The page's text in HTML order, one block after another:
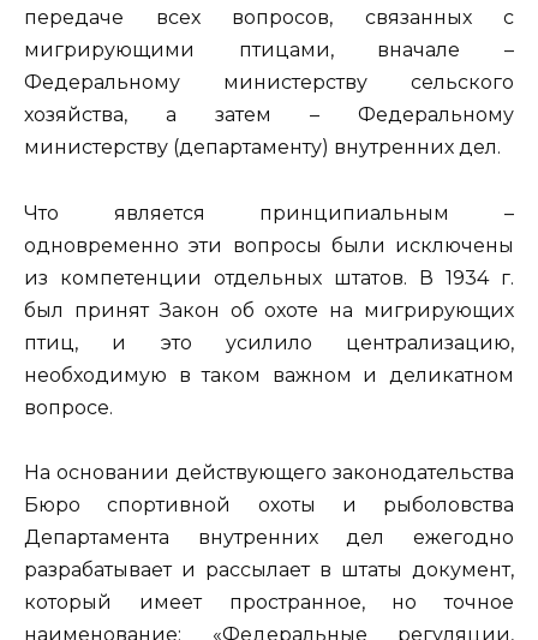
передаче всех вопросов, связанных с
мигрирующими птицами, вначале –
Федеральному министерству сельского
хозяйства, а затем – Федеральному
министерству (департаменту) внутренних дел.
Что является принципиальным –
одновременно эти вопросы были исключены
из компетенции отдельных штатов. В 1934 г.
был принят Закон об охоте на мигрирующих
птиц, и это усилило централизацию,
необходимую в таком важном и деликатном
вопросе.
На основании действующего законодательства
Бюро спортивной охоты и рыболовства
Департамента внутренних дел ежегодно
разрабатывает и рассылает в штаты документ,
который имеет пространное, но точное
наименование: «Федеральные регуляции,